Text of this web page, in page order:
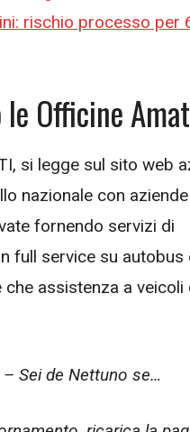
rischio processo per
le Officine
si legge sul sito web
nazionale con aziende
fornendo servizi di
full service su autobus
che assistenza a veicoli
Sei de Nettuno se…